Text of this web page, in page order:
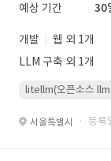
예상 기간
30
개발
웹 외 1개
LLM 구축 외 1개
litellm(오픈소스 llm
서울특별시 · 등록